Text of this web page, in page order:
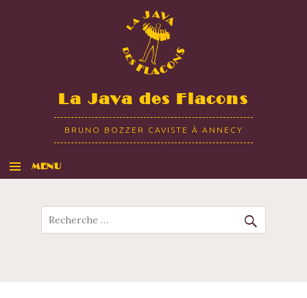
La Java des Flacons
BRUNO BOZZER CAVISTE À ANNECY
MENU
Recherche